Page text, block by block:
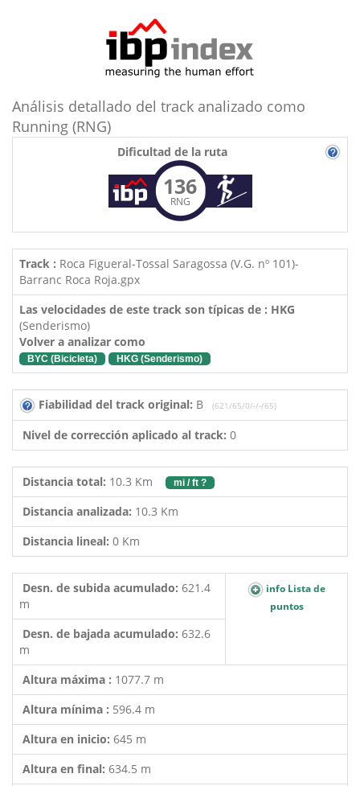
Análisis detallado del track analizado como
Running (RNG)
Dificultad de la ruta
136
RNG
Track : Roca Figueral-Tossal Saragossa (V.G. nº 101)-
Barranc Roca Roja.gpx
Las velocidades de este track son típicas de : HKG
(Senderismo)
Volver a analizar como
BYC (Bicicleta) HKG (Senderismo)
Fiabilidad del track original: B (621/65/0/-/-/65)
Nivel de corrección aplicado al track: 0
Distancia total: 10.3 Km mi / ft ?
Distancia analizada: 10.3 Km
Distancia lineal: 0 Km
Desn. de subida acumulado: 621.4
m
info Lista de
puntos
Desn. de bajada acumulado: 632.6
m
Altura máxima : 1077.7 m
Altura mínima : 596.4 m
Altura en inicio: 645 m
Altura en final: 634.5 m